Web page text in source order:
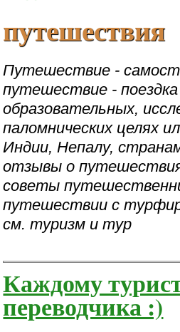
путешествия
Путешествие -
путешествие - поездка
образовательных,
паломнических целях
Индии, Непалу,
отзывы о
советы
путешествии с
см. туризм и тур
Каждому
переводчика :)